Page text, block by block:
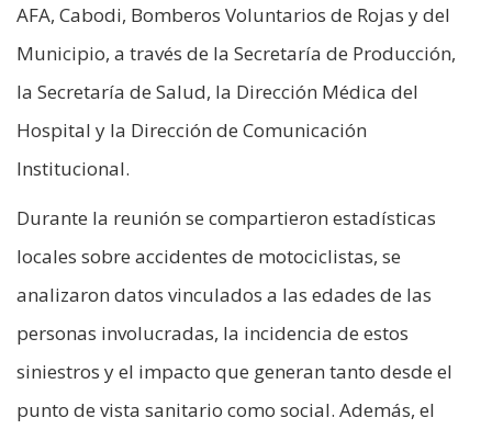
AFA, Cabodi, Bomberos Voluntarios de Rojas y del
Municipio, a través de la Secretaría de Producción,
la Secretaría de Salud, la Dirección Médica del
Hospital y la Dirección de Comunicación
Institucional.
Durante la reunión se compartieron estadísticas
locales sobre accidentes de motociclistas, se
analizaron datos vinculados a las edades de las
personas involucradas, la incidencia de estos
siniestros y el impacto que generan tanto desde el
punto de vista sanitario como social. Además, el